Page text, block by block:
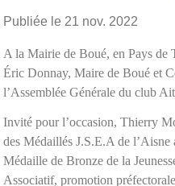
Publiée le 21 nov. 2022
A la Mairie de Boué, en Pays de
Éric Donnay, Maire de Boué et
l’Assemblée Générale du club
Invité pour l’occasion, Thierry
des Médaillés J.S.E.A de
Médaille de Bronze de la
Associatif, promotion